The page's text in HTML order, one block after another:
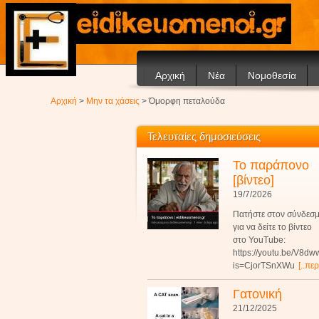
Αρχική Νέα
Ανακοινώσεις
Νομοθεσία
Αρχική > Μην τα χάσεις > Όμορφη πεταλούδα
Τελευταίες δημοσιεύσεις
Το παράπονο
[βίντεο]
19/7/2026
Πατήστε στον
για να δείτε το βίντεο
στο YouTube:
https://youtu.be/
is=CjorTSnXWu
Γατονική
21/12/2025